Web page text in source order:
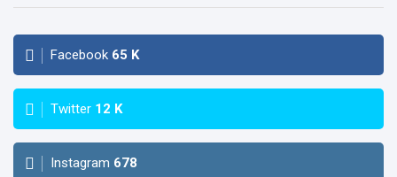
Facebook 65 K
Twitter 12 K
Instagram 678